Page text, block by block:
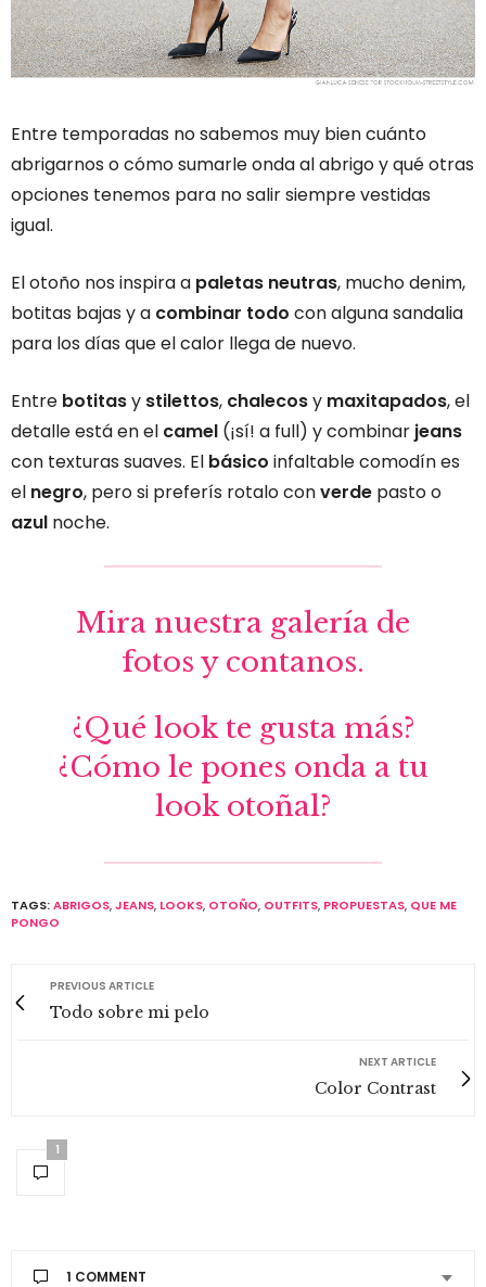
Entre temporadas no sabemos muy bien cuánto
abrigarnos o cómo sumarle onda al abrigo y qué otras
opciones tenemos para no salir siempre vestidas
igual.
El otoño nos inspira a paletas neutras, mucho denim,
botitas bajas y a combinar todo con alguna sandalia
para los días que el calor llega de nuevo.
Entre botitasy stilettos, chalecosy maxitapados, el
detalle está en el camel (¡sí! a full) y combinar jeans
con texturas suaves. El básico infaltable comodín es
el negro, pero si preferís rotalo converde pasto o
azul noche.
Mira nuestra galería de
fotos y contanos.
¿Qué look te gusta más?
¿Cómo le pones onda a tu
look otoñal?
TAGS:ABRIGOS,JEANS, LOOKS, OTOÑO, OUTFITS, PROPUESTAS, QUE ME
PONGO
PREVIOUS ARTICLE
Todo sobre mi pelo
NEXT ARTICLE
Color Contrast
1
1 COMMENT